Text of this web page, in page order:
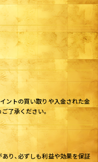
ントの買い取りや入金された金
了承ください。
り、必ずしも利益や効果を保証